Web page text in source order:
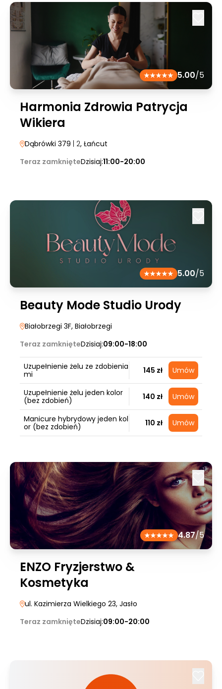
5.00/5
Harmonia Zdrowia Patrycja
Wikiera
Dąbrówki 379 | 2, Łańcut
Teraz zamknięteDzisiaj:11:00-20:00
5.00/5
Beauty Mode Studio Urody
Białobrzegi 3F, Białobrzegi
Teraz zamknięteDzisiaj:09:00-18:00
Uzupełnienie żelu ze zdobienia
mi
145 zł Umów
Uzupełnienie żelu jeden kolor
(bez zdobień)
140 zł Umów
Manicure hybrydowy jeden kol
or (bez zdobień)
110 zł Umów
4.87/5
ENZO Fryzjerstwo &
Kosmetyka
ul. Kazimierza Wielkiego 23, Jasło
Teraz zamknięteDzisiaj:09:00-20:00